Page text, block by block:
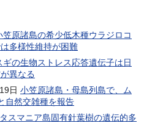
笠原諸島の希少低木種ウラジロコ
多様性維持が困難
ギの生物ストレス応答遺伝子は日
異なる
日 小笠原諸島・母島列島で、ム
自然交雑種を報告
タスマニア島固有針葉樹の遺伝的多